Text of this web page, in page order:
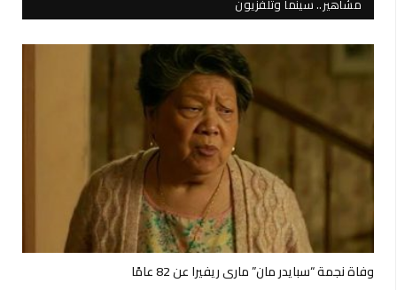
مشاهير.. سينما وتلفزيون
وفاة نجمة “سبايدر مان” ماري ريفيرا عن 82 عامًا